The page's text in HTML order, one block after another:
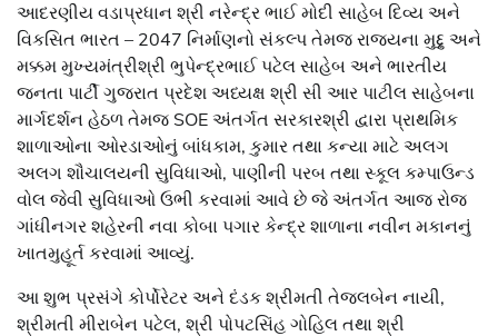
આદરણીય વડાપ્રધાન શ્રી નરેન્દ્ર ભાઈ મોદી સાહેબ દિવ્ય અને
વિકસિત ભારત – 2047 નિર્માણનો સંકલ્પ તેમજ રાજ્યના મુદ્દુ અને
મક્કમ મુખ્યમંત્રીશ્રી ભુપેન્દ્રભાઈ પટેલ સાહેબ અને ભારતીય
જનતા પાર્ટી ગુજરાત પ્રદેશ અધ્યક્ષ શ્રી સી આર પાટીલ સાહેબના
માર્ગદર્શન હેઠળ તેમજ SOE અંતર્ગત સરકારશ્રી દ્વારા પ્રાથમિક
શાળાઓના ઓરડાઓનું બાંધકામ, કુમાર તથા કન્યા માટે અલગ
અલગ શૌચાલયની સુવિધાઓ, પાણીની પરબ તથા સ્કૂલ કમ્પાઉન્ડ
વોલ જેવી સુવિધાઓ ઉભી કરવામાં આવે છે જે અંતર્ગત આજ રોજ
ગાંધીનગર શહેરની નવા કોબા પગાર કેન્દ્ર શાળાના નવીન મકાનનું
ખાતમુહૂર્ત કરવામાં આવ્યું.
આ શુભ પ્રસંગે કોર્પોરેટર અને દંડક શ્રીમતી તેજલબેન નાયી,
શ્રીમતી મીરાબેન પટેલ, શ્રી પોપટસિંહ ગોહિલ તથા શ્રી